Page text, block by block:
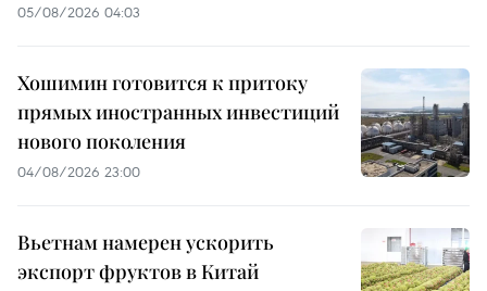
05/08/2026 04:03
Хошимин готовится к притоку
прямых иностранных инвестиций
нового поколения
04/08/2026 23:00
Вьетнам намерен ускорить
экспорт фруктов в Китай